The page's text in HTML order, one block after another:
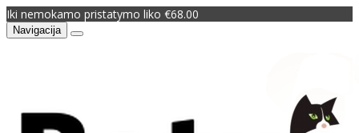
Iki nemokamo pristatymo liko €68.00
Navigacija